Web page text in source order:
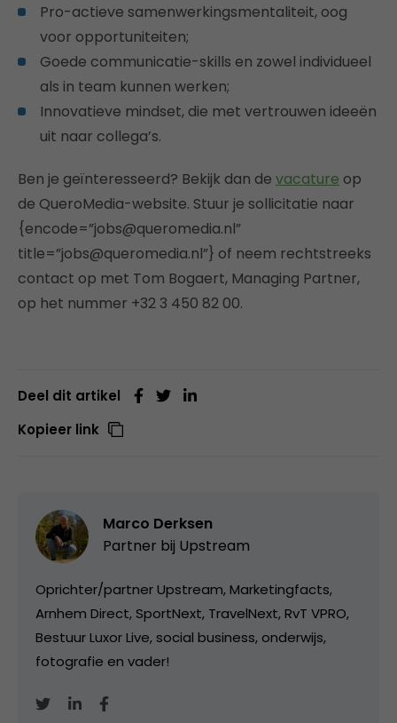
Pro-actieve samenwerkingsmentaliteit, oog
voor opportuniteiten;
Goede communicatie-skills en zowel individueel
als in team kunnen werken;
Innovatieve mindset, die met vertrouwen ideeën
uit naar collega’s.
Ben je geïnteresseerd? Bekijk dan de vacature op
de QueroMedia-website. Stuur je sollicitatie naar
{encode=”jobs@queromedia.nl”
title=”jobs@queromedia.nl”} of neem rechtstreeks
contact op met Tom Bogaert, Managing Partner,
op het nummer +32 3 450 82 00.
Deel dit artikel
Kopieer link
Marco Derksen
Partner bij Upstream
Oprichter/partner Upstream, Marketingfacts,
Arnhem Direct, SportNext, TravelNext, RvT VPRO,
Bestuur Luxor Live, social business, onderwijs,
fotografie en vader!